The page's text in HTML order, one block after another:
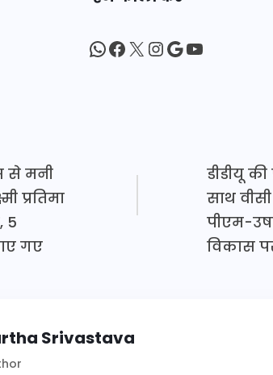
WhatsApp
Facebook
X Instagram
Google
YouTube
से मनी
प्रतिमा
5
गए
डीडीयू
साथ
पीएम-
विकास
Srivastava